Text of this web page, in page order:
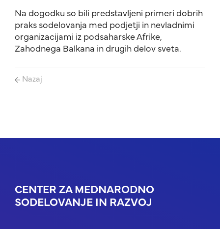
Na dogodku so bili predstavljeni primeri dobrih
praks sodelovanja med podjetji in nevladnimi
organizacijami iz podsaharske Afrike,
Zahodnega Balkana in drugih delov sveta.
Nazaj
CENTER ZA MEDNARODNO
SODELOVANJE IN RAZVOJ